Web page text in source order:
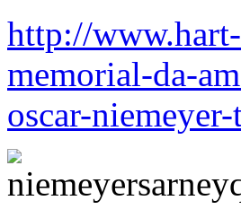
http://
memorial-da-
oscar-